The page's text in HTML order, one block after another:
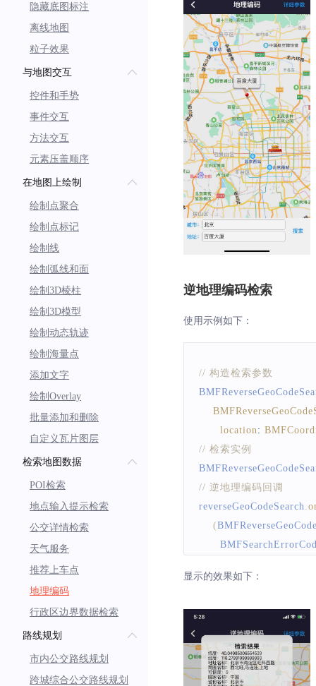
隐藏底图标注
离线地图
粒子效果
与地图交互
控件和手势
事件交互
方法交互
元素压盖顺序
在地图上绘制
绘制点聚合
绘制点标记
绘制线
绘制弧线和面
绘制3D棱柱
绘制3D模型
绘制动态轨迹
绘制海量点
添加文字
绘制Overlay
批量添加和删除
自定义瓦片图层
检索地图数据
POI检索
地点输入提示检索
公交详情检索
天气服务
推荐上车点
地理编码
行政区边界数据检索
路线规划
市内公交路线规划
跨城综合公交路线规划
逆地理编码检索
使用示例如下：
// 构造检索参数
location:
// 检索实例
// 逆地理编码回调
reverseGeoCodeSearch.
(
// 解析reslut，具
// 发起检索
bool flag
显示的效果如下：